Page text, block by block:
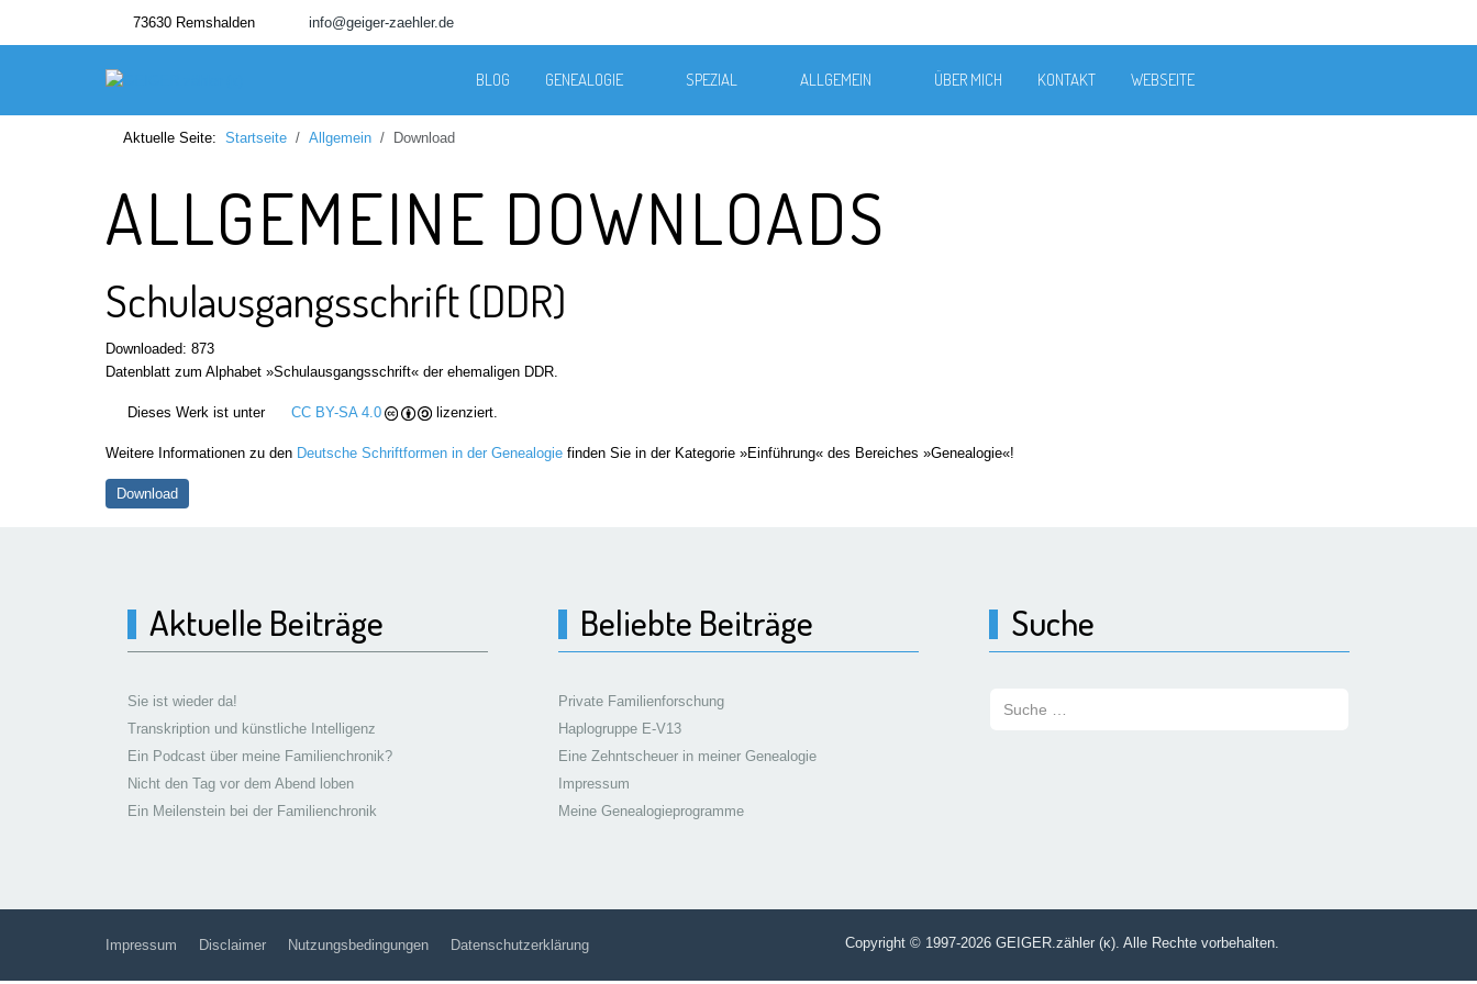
73630 Remshalden info@geiger-zaehler.de
BLOG GENEALOGIE SPEZIAL ALLGEMEIN ÜBER MICH KONTAKT WEBSEITE
Aktuelle Seite: Startseite Allgemein Download
ALLGEMEINE DOWNLOADS
Schulausgangsschrift (DDR)
Downloaded: 873
Datenblatt zum Alphabet »Schulausgangsschrift« der ehemaligen DDR.
Dieses Werk ist unter CC BY-SA 4.0 lizenziert.
Weitere Informationen zu den Deutsche Schriftformen in der Genealogie finden Sie in der Kategorie »Einführung« des Bereiches »Genealogie«!
Download
Aktuelle Beiträge
Sie ist wieder da!
Transkription und künstliche Intelligenz
Ein Podcast über meine Familienchronik?
Nicht den Tag vor dem Abend loben
Ein Meilenstein bei der Familienchronik
Beliebte Beiträge
Private Familienforschung
Haplogruppe E-V13
Eine Zehntscheuer in meiner Genealogie
Impressum
Meine Genealogieprogramme
Suche
Impressum Disclaimer Nutzungsbedingungen Datenschutzerklärung Copyright © 1997-2026 GEIGER.zähler (κ). Alle Rechte vorbehalten.